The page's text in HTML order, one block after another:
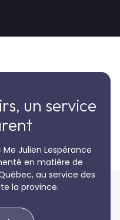
un service
Julien Lespérance
en matière de
au service des
la province.